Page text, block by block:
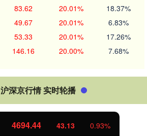
83.62 20.01% 18.37%
49.67 20.01% 6.83%
53.33 20.01% 17.26%
146.16 20.00% 7.68%
沪深京行情 实时轮播
4694.44 43.13 0.93%